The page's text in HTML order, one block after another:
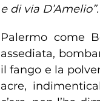
e di via D’Amelio”.
Palermo come
assediata,
il fango e la
acre,